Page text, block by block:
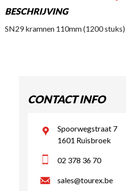
BESCHRIJVING
SN29 kramnen 110mm (1200 stuks)
CONTACT INFO
Spoorwegstraat 7
1601 Ruisbroek
02 378 36 70
sales@tourex.be